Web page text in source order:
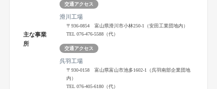
主な事業
所
交通アクセス
滑川工場
〒936-0854 富山県滑川市小林250-1（安田工業団地内）
TEL 076-476-5588（代）
交通アクセス
呉羽工場
〒930-0158 富山県富山市池多1602-1（呉羽南部企業団地
内）
TEL 076-405-6180（代）